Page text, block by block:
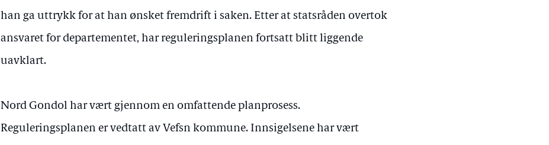
han ga uttrykk for at han ønsket fremdrift i saken. Etter at statsråden overtok
ansvaret for departementet, har reguleringsplanen fortsatt blitt liggende
uavklart.
Nord Gondol har vært gjennom en omfattende planprosess.
Reguleringsplanen er vedtatt av Vefsn kommune. Innsigelsene har vært